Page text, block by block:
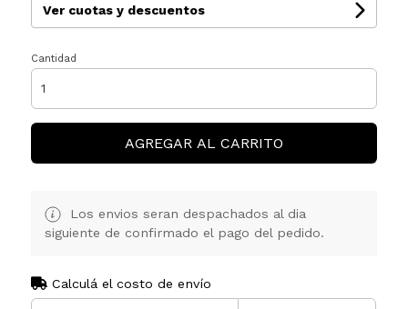
Ver cuotas y descuentos
Cantidad
AGREGAR AL CARRITO
Los envios seran despachados al dia
siguiente de confirmado el pago del pedido.
Calculá el costo de envío